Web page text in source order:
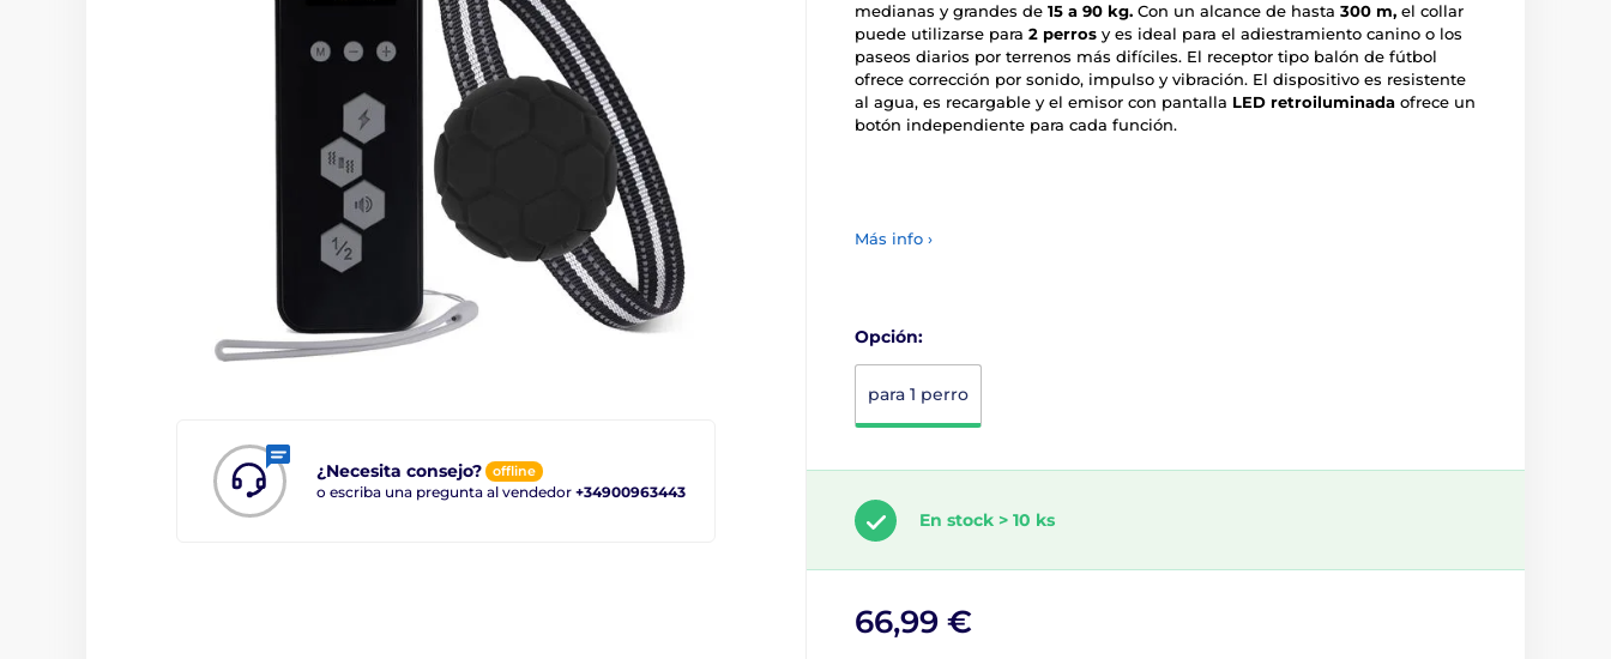
¿Necesita consejo? offline
o escriba una pregunta al vendedor +34900963443
medianas y grandes de 15 a 90 kg. Con un alcance de hasta 300 m, el collar
puede utilizarse para 2 perros y es ideal para el adiestramiento canino o los
paseos diarios por terrenos más difíciles. El receptor tipo balón de fútbol
ofrece corrección por sonido, impulso y vibración. El dispositivo es resistente
al agua, es recargable y el emisor con pantalla LED retroiluminada ofrece un
botón independiente para cada función.
Más info ›
Opción:
para 1 perro
En stock > 10 ks
66,99 €